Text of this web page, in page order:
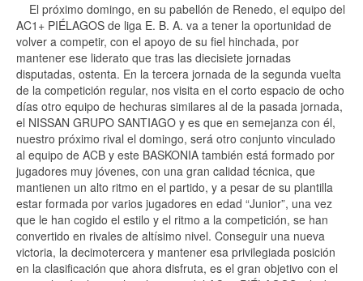
El próximo domingo, en su pabellón de Renedo, el equipo del
AC1+ PIÉLAGOS de liga E. B. A. va a tener la oportunidad de
volver a competir, con el apoyo de su fiel hinchada, por
mantener ese liderato que tras las diecisiete jornadas
disputadas, ostenta. En la tercera jornada de la segunda vuelta
de la competición regular, nos visita en el corto espacio de ocho
días otro equipo de hechuras similares al de la pasada jornada,
el NISSAN GRUPO SANTIAGO y es que en semejanza con él,
nuestro próximo rival el domingo, será otro conjunto vinculado
al equipo de ACB y este BASKONIA también está formado por
jugadores muy jóvenes, con una gran calidad técnica, que
mantienen un alto ritmo en el partido, y a pesar de su plantilla
estar formada por varios jugadores en edad “Junior”, una vez
que le han cogido el estilo y el ritmo a la competición, se han
convertido en rivales de altísimo nivel. Conseguir una nueva
victoria, la decimotercera y mantener esa privilegiada posición
en la clasificación que ahora disfruta, es el gran objetivo con el